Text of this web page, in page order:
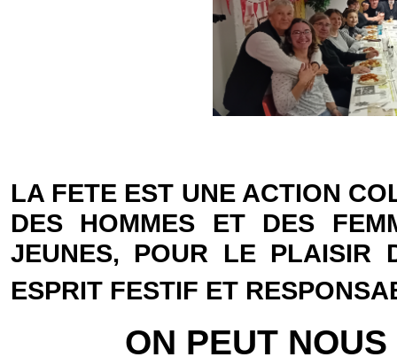
LA FETE EST UNE ACTION
DES HOMMES ET DES
JEUNES, POUR LE PLAISIR
ESPRIT FESTIF ET
ON PEUT